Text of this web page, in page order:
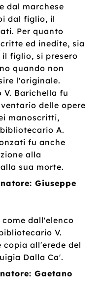
dal marchese
dal figlio, il
Per quanto
ed inedite, sia
il figlio, si presero
quando non
l'originale.
Barichella fu
delle opere
manoscritti,
A.
fu anche
alla
sua morte.
Giuseppe
dall'elenco
V.
all'erede del
Dalla Ca'.
Gaetano